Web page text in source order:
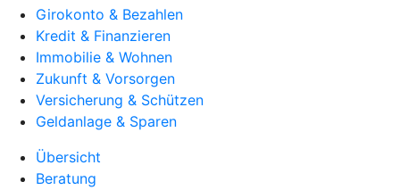
Girokonto & Bezahlen
Kredit & Finanzieren
Immobilie & Wohnen
Zukunft & Vorsorgen
Versicherung & Schützen
Geldanlage & Sparen
Übersicht
Beratung